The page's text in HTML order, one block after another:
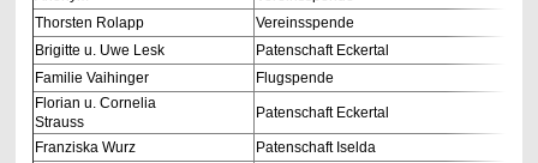
Thorsten Rolapp
Vereinsspende
Brigitte u. Uwe Lesk
Patenschaft Eckertal
Familie Vaihinger
Flugspende
Florian u. Cornelia
Strauss
Patenschaft Eckertal
Franziska Wurz
Patenschaft Iselda